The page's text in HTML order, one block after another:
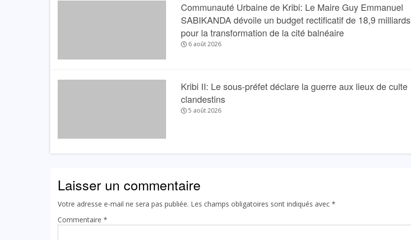
Communauté Urbaine de Kribi: Le Maire Guy Emmanuel
SABIKANDA dévoile un budget rectificatif de 18,9 milliards
pour la transformation de la cité balnéaire
6 août 2026
Kribi II: Le sous-préfet déclare la guerre aux lieux de culte
clandestins
5 août 2026
Laisser un commentaire
Votre adresse e-mail ne sera pas publiée. Les champs obligatoires sont indiqués avec *
Commentaire *